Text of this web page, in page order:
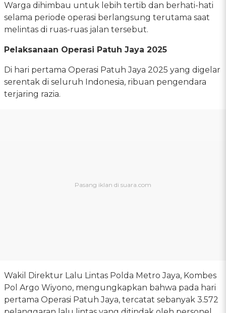
Warga dihimbau untuk lebih tertib dan berhati-hati
selama periode operasi berlangsung terutama saat
melintas di ruas-ruas jalan tersebut.
Pelaksanaan Operasi Patuh Jaya 2025
Di hari pertama Operasi Patuh Jaya 2025 yang digelar
serentak di seluruh Indonesia, ribuan pengendara
terjaring razia.
Wakil Direktur Lalu Lintas Polda Metro Jaya, Kombes
Pol Argo Wiyono, mengungkapkan bahwa pada hari
pertama Operasi Patuh Jaya, tercatat sebanyak 3.572